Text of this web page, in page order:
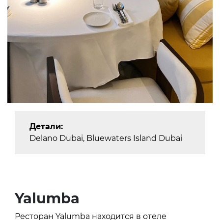
Детали:
Delano Dubai, Bluewaters Island Dubai
Yalumba
Ресторан Yalumba находится в отеле